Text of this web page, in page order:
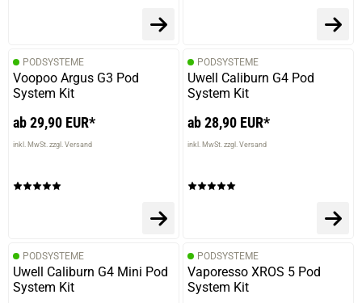
PODSYSTEME
Voopoo Argus G3 Pod
System Kit
ab 29,90 EUR*
inkl. MwSt. zzgl. Versand
PODSYSTEME
Uwell Caliburn G4 Pod
System Kit
ab 28,90 EUR*
inkl. MwSt. zzgl. Versand
PODSYSTEME
Uwell Caliburn G4 Mini Pod
System Kit
PODSYSTEME
Vaporesso XROS 5 Pod
System Kit